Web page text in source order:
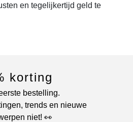
en tegelijkertijd geld te
korting
bestelling.
trends en nieuwe
niet! 👀